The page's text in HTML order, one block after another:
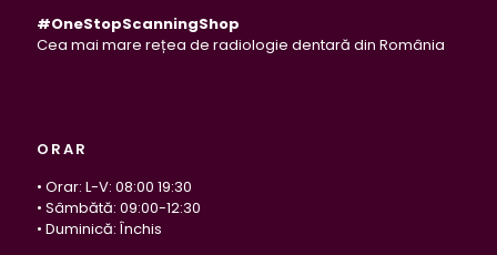
#OneStopScanningShop
Cea mai mare rețea de radiologie dentară din România
ORAR
• Orar: L-V: 08:00 19:30
• Sâmbătă: 09:00-12:30
• Duminică: Închis